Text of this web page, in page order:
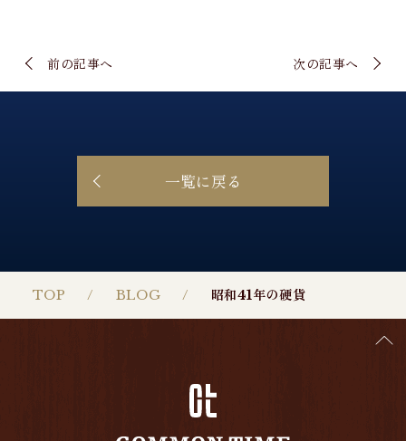
TOP BLOG 昭和41年の硬貨
前の記事へ 次の記事へ
一覧に戻る